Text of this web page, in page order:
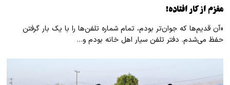
مغزم از کار افتاده!
«آن قدیم‌ها که جوان‌تر بودم، تمام شماره تلفن‌ها را با یک بار گرفتن
حفظ می‌شدم. دفتر تلفن سیار اهل خانه بودم و…